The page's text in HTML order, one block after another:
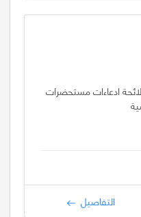
ادعاءات مستحضرات
التفاصيل